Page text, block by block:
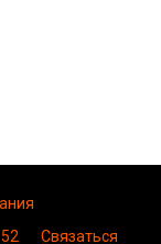
Связаться